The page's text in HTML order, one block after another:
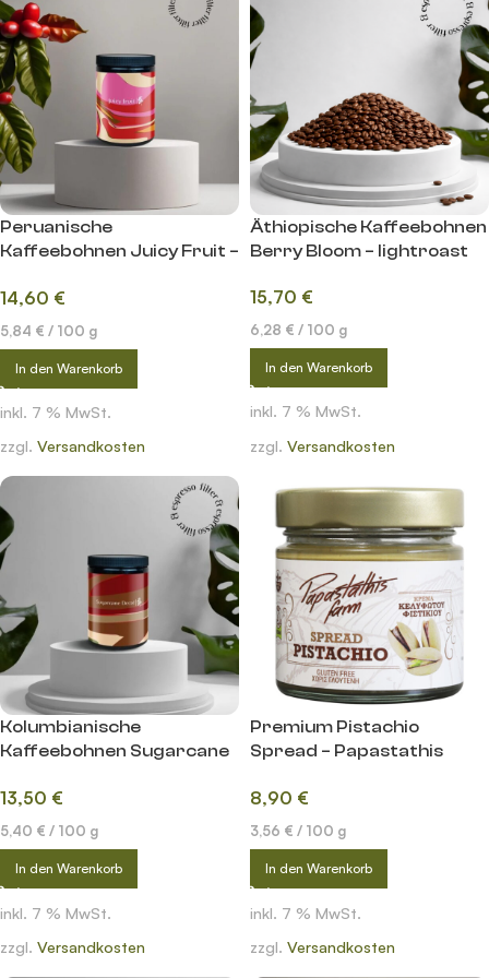
Peruanische
Kaffeebohnen Juicy Fruit –
14,60 €
5,84 € / 100 g
In den Warenkorb
inkl. 7 % MwSt.
zzgl. Versandkosten
Äthiopische Kaffeebohnen
Berry Bloom – lightroast
15,70 €
6,28 € / 100 g
In den Warenkorb
inkl. 7 % MwSt.
zzgl. Versandkosten
Kolumbianische
Kaffeebohnen Sugarcane
13,50 €
5,40 € / 100 g
In den Warenkorb
inkl. 7 % MwSt.
zzgl. Versandkosten
Premium Pistachio
Spread – Papastathis
8,90 €
3,56 € / 100 g
In den Warenkorb
inkl. 7 % MwSt.
zzgl. Versandkosten